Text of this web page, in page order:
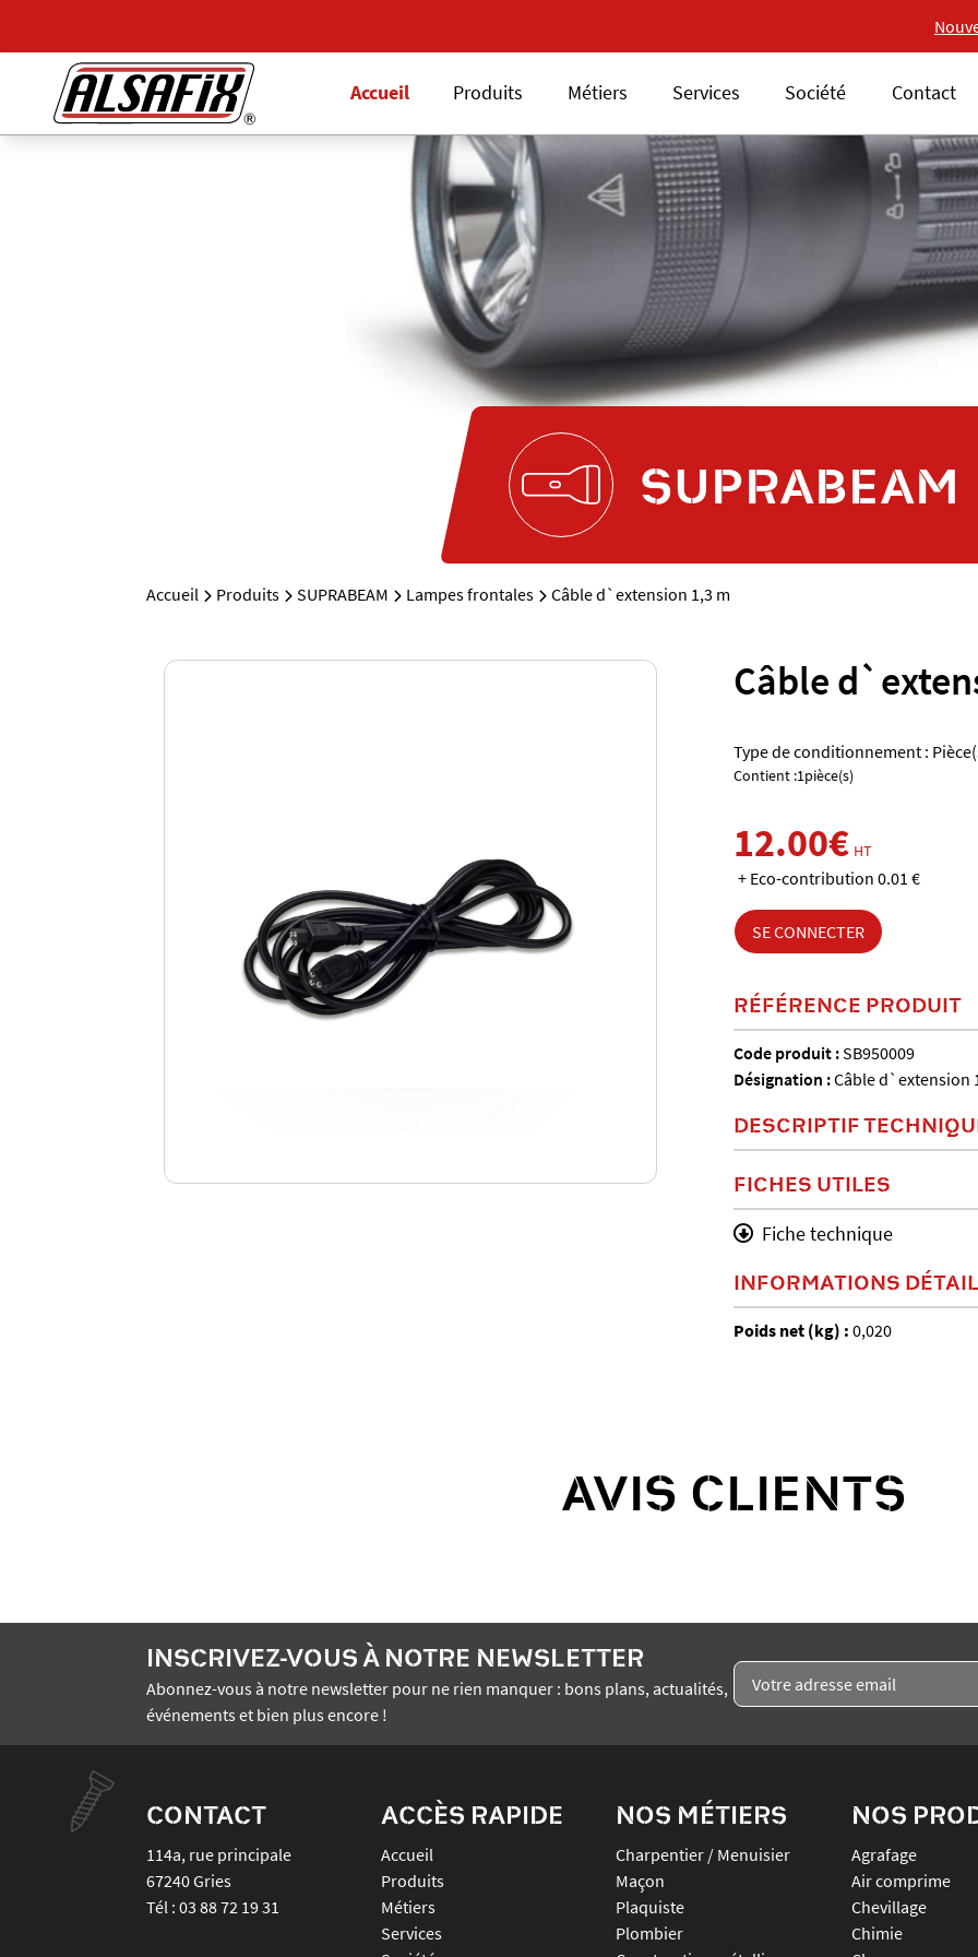
Nouvelle gamme 18V
Accueil Produits Métiers Services Société Contact
SUPRABEAM
Accueil Produits SUPRABEAM Lampes frontales Câble d`extension 1,3 m
Câble
Type de conditionnement :
Contient :1pièce(s)
12.00€ HT
+ Eco-contribution 0.01 €
SE CONNECTER
RÉFÉRENCE PRODUIT
Code produit :SB950009
Désignation :Câble d`extension
DESCRIPTIF
FICHES UTILES
Fiche technique
INFORMATIONS
Poids net (kg) : 0,020
AVIS CLIENTS
INSCRIVEZ-VOUS À NOTRE NEWSLETTER
Abonnez-vous à notre newsletter pour ne rien manquer : bons plans, actualités,
événements et bien plus encore !
CONTACT
114a, rue principale
67240Gries
Tél :03 88 72 19 31
ACCÈS RAPIDE
Accueil
Produits
Métiers
Services
NOS MÉTIERS
Charpentier / Menuisier
Maçon
Plaquiste
Plombier
NOS
agrafage
air comprime
chevillage
chimie